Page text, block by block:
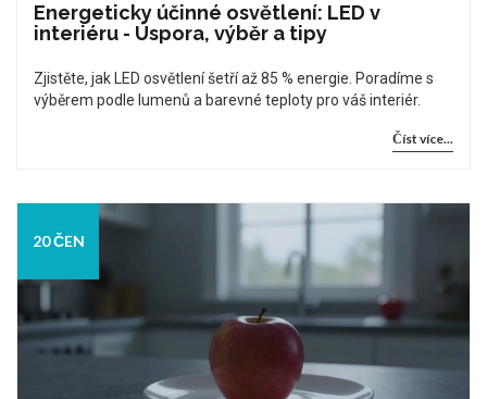
Energeticky účinné osvětlení: LED v
interiéru - Úspora, výběr a tipy
Zjistěte, jak LED osvětlení šetří až 85 % energie. Poradíme s
výběrem podle lumenů a barevné teploty pro váš interiér.
Číst více...
20 ČEN